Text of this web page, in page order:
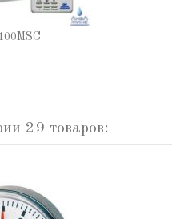
29 товаров: